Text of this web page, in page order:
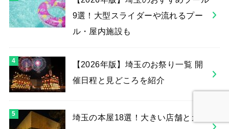
9選！大型スライダーや流れるプー
ル・屋内施設も
【2026年版】埼玉のお祭り一覧 開
催日程と見どころを紹介
埼玉の本屋18選！大きい店舗とカフ